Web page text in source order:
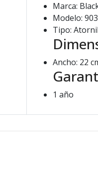
Marca:
Modelo:
Tipo:
Ancho: 22
1 año